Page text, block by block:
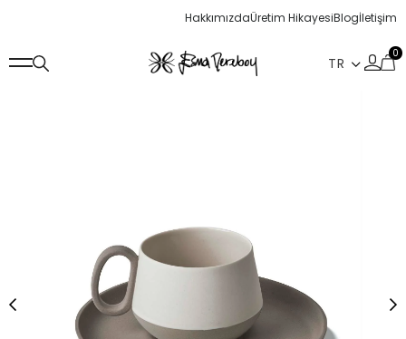
HakkımızdaÜretim HikayesiBlogİletişim
0